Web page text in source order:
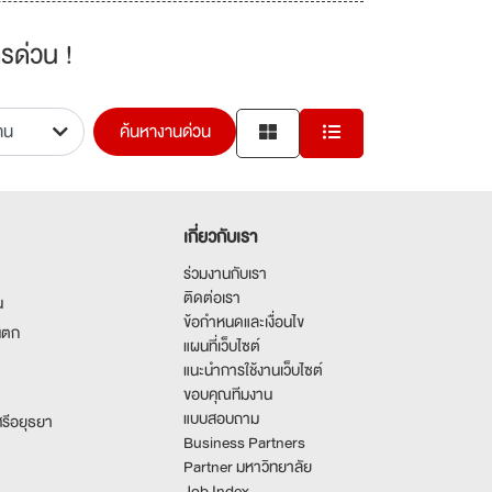
ด่วน !
ค้นหางานด่วน
ก
อยุธยา
เกี่ยวกับเรา
ร่วมงานกับเรา
ติดต่อเรา
ข้อกำหนดและเงื่อนไข
แผนที่เว็บไซต์
แนะนำการใช้งานเว็บไซต์
ขอบคุณทีมงาน
แบบสอบถาม
Business Partners
Partner มหาวิทยาลัย